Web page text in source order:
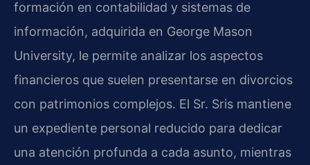
formación en contabilidad y sistemas de
información, adquirida en George Mason
University, le permite analizar los aspectos
financieros que suelen presentarse en divorcios
con patrimonios complejos. El Sr. Sris mantiene
un expediente personal reducido para dedicar
una atención profunda a cada asunto, mientras